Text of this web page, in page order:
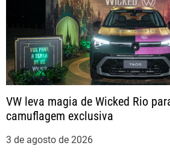
VW leva magia de Wicked Rio
camuflagem exclusiva
3 de agosto de 2026